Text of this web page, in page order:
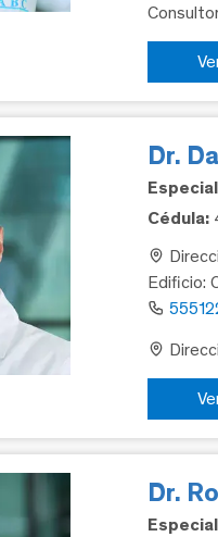
Dr.
Cédula:
Edificio:
Dr.